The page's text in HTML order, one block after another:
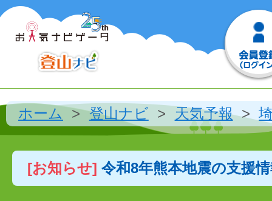
ホーム 登山ナビ 天気予報
[お知らせ] 令和8年熊本地震の支援